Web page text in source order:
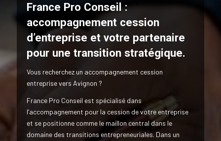
France Pro Conseil :
accompagnement cession
d’entreprise et votre partenaire
pour une transition stratégique.
Vous recherchez un accompagnement cession
entreprise vers Avignon ?
France Pro Conseil est spécialisé dans
l’accompagnement pour la cession de votre entreprise
et se positionne comme le maillon central dans le
domaine des transitions entrepreneuriales. Dans un